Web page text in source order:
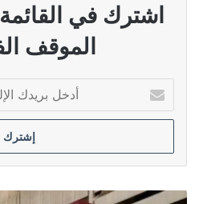
اشترك في القائمة
الموقف
بريدك
الإلكتروني
الشمري: